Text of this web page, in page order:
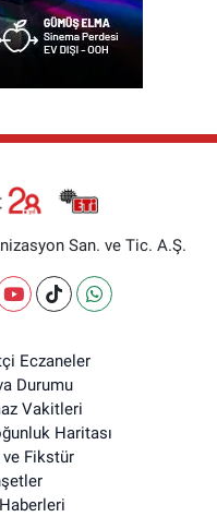
San. ve Tic. A.Ş.
Eczaneler
Durumu
Vakitleri
Haritası
ve Fikstür